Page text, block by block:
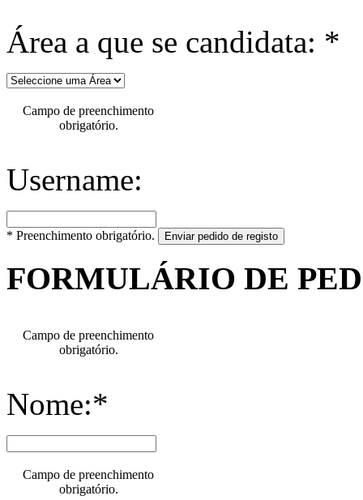
Área a que se candidata: *
Campo de preenchimento
obrigatório.
Username:
* Preenchimento obrigatório. Enviar pedido de registo
FORMULÁRIO DE
Campo de preenchimento
obrigatório.
Nome:*
Campo de preenchimento
obrigatório.